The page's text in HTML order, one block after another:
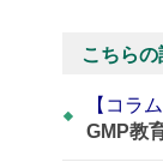
こちら
【コラ
GMP教